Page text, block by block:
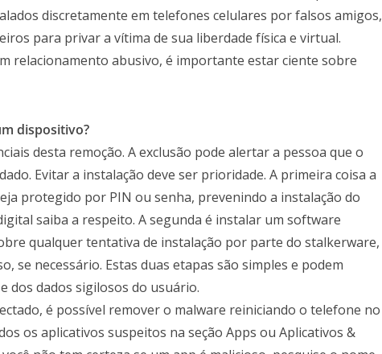
discretamente em telefones celulares por falsos amigos,
para privar a vítima de sua liberdade física e virtual.
relacionamento abusivo, é importante estar ciente sobre
dispositivo?
desta remoção. A exclusão pode alertar a pessoa que o
Evitar a instalação deve ser prioridade. A primeira coisa a
protegido por PIN ou senha, prevenindo a instalação do
saiba a respeito. A segunda é instalar um software
qualquer tentativa de instalação por parte do stalkerware,
se necessário. Estas duas etapas são simples e podem
dos dados sigilosos do usuário.
é possível remover o malware reiniciando o telefone no
os aplicativos suspeitos na seção Apps ou Aplicativos &